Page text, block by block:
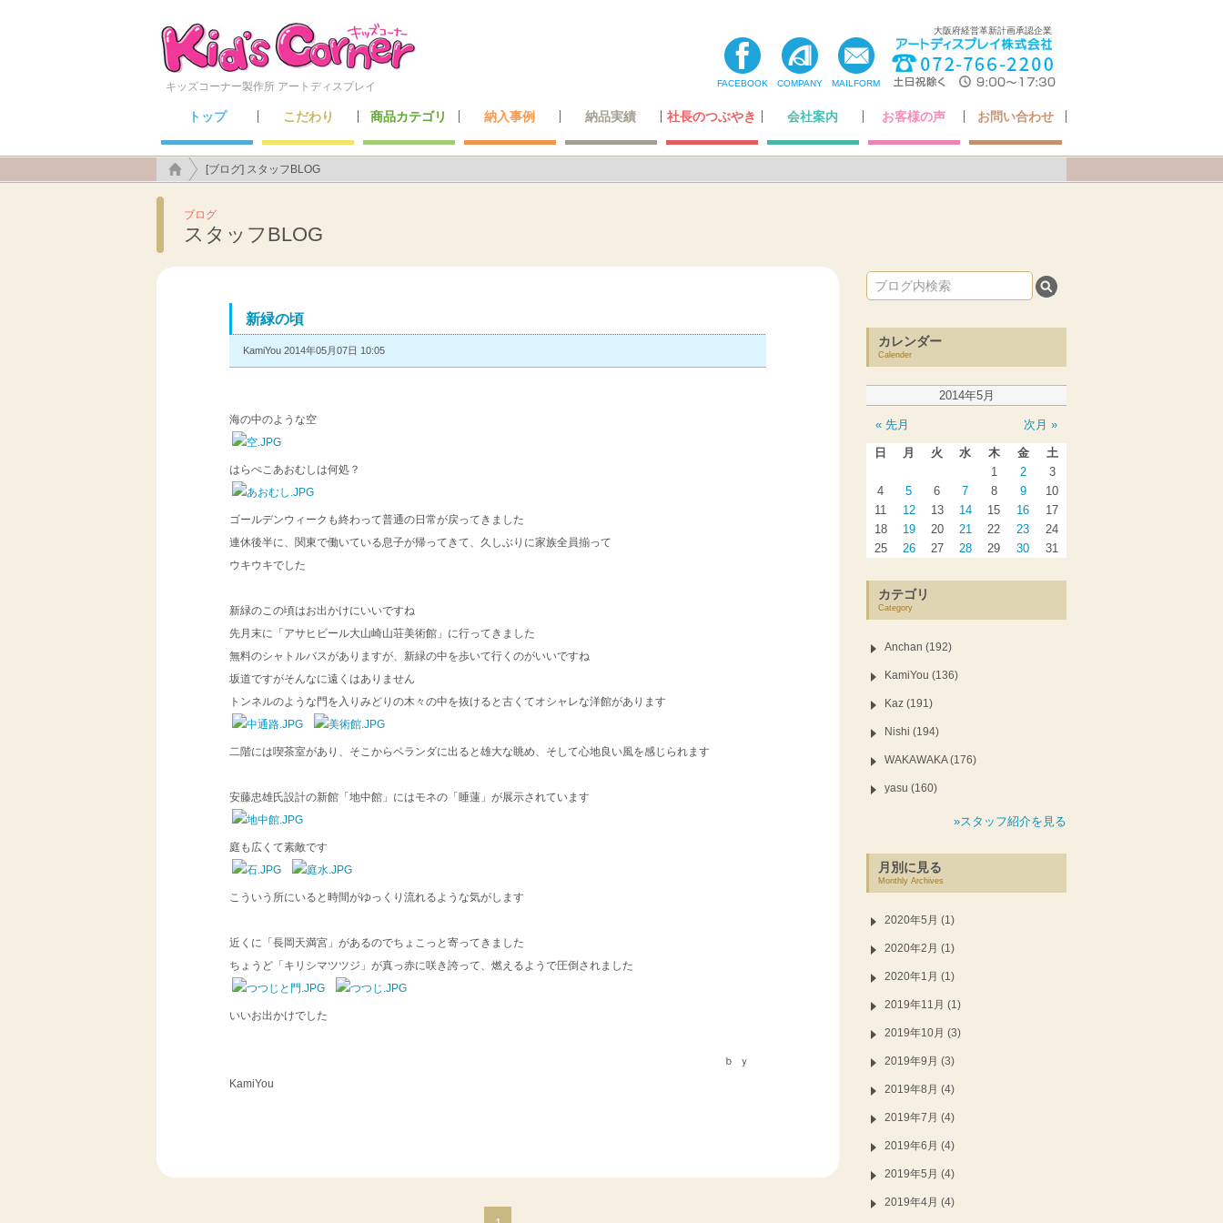
キッズコーナー製作所 アートディスプレイ
大阪府経営革新計画承認企業
FACEBOOK COMPANY MAILFORM
トップ こだわり
アートディスプレイのこだわり
こんなところにも施工できます！
商品カテゴリ 納入事例 納品実績 社長のつぶやき 会社案内 お客様の声 お問い合わせ
[ブログ] スタッフBLOG
ブログ
スタッフBLOG
新緑の頃
KamiYou 2014年05月07日 10:05
海の中のような空
はらぺこあおむしは何処？
ゴールデンウィークも終わって普通の日常が戻ってきました
連休後半に、関東で働いている息子が帰ってきて、久しぶりに家族全員揃って
ウキウキでした
新緑のこの頃はお出かけにいいですね
先月末に「アサヒビール大山崎山荘美術館」に行ってきました
無料のシャトルバスがありますが、新緑の中を歩いて行くのがいいですね
坂道ですがそんなに遠くはありません
トンネルのような門を入りみどりの木々の中を抜けると古くてオシャレな洋館があります
二階には喫茶室があり、そこからベランダに出ると雄大な眺め、そして心地良い風を感じられます
安藤忠雄氏設計の新館「地中館」にはモネの「睡蓮」が展示されています
庭も広くて素敵です
こういう所にいると時間がゆっくり流れるような気がします
近くに「長岡天満宮」があるのでちょこっと寄ってきました
ちょうど「キリシマツツジ」が真っ赤に咲き誇って、燃えるようで圧倒されました
いいお出かけでした
ｂｙ
KamiYou
カレンダー
Calender
2014年5月
« 先月 次月 »
日 月 火 水 木 金
土
1
2
3
4
5 6 7 8 9
10
11
12 13 14 15 16
17
18
19 20 21 22 23
24
25
26 27 28 29 30 31
カテゴリ
Category
Anchan (192)
KamiYou (136)
Kaz (191)
Nishi (194)
WAKAWAKA (176)
yasu (160)
»スタッフ紹介を見る
月別に見る
Monthly Archives
2020年5月 (1)
2020年2月 (1)
2020年1月 (1)
2019年11月 (1)
2019年10月 (3)
2019年9月 (3)
2019年8月 (4)
2019年7月 (4)
2019年6月 (4)
2019年5月 (4)
2019年4月 (4)